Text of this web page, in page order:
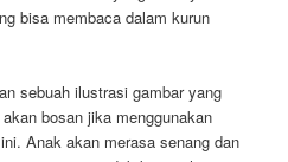
bisa membaca dalam kurun
sebuah ilustrasi gambar yang
bosan jika menggunakan
Anak akan merasa senang dan